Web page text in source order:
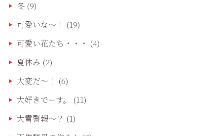
冬(9)
可愛いな〜！ (19)
可愛い花たち・・・ (4)
夏休み (2)
大変だ〜！ (6)
大好きでーす。
(11)
大雪警報〜？ (1)